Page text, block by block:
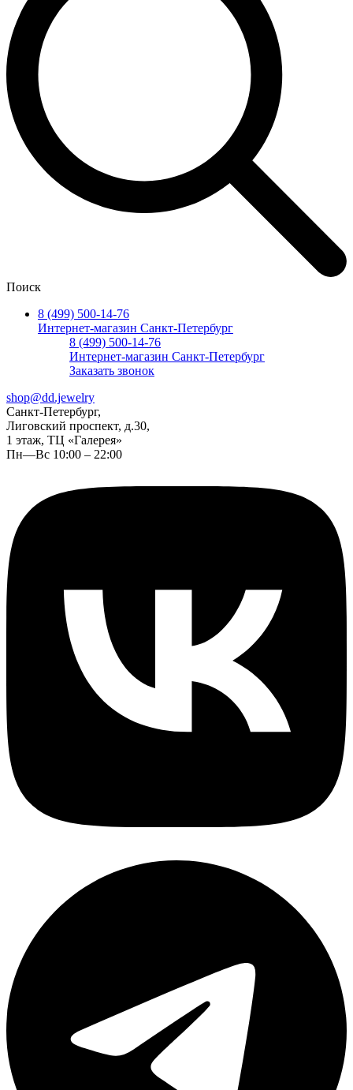
Поиск
8 (499) 500-14-76
Интернет-магазин Санкт-Петербург
8 (499) 500-14-76
Интернет-магазин Санкт-Петербург
Заказать звонок
shop@dd.jewelry
Санкт-Петербург,
Лиговский проспект, д.30,
1 этаж, ТЦ «Галерея»
Пн—Вс 10:00 – 22:00